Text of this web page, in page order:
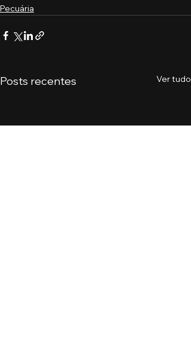
Pecuária
Posts recentes Ver tudo